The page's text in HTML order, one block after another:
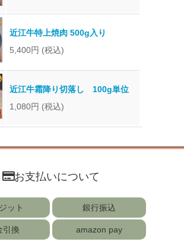
近江牛特上焼肉 500g入り
5,400円 (税込)
近江牛霜降り切落し 100g単位
1,080円 (税込)
お支払いについて
ット 銀行振込
引換 amazon pay